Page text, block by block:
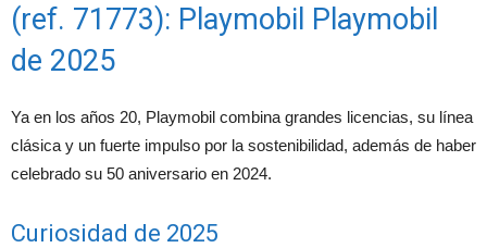
(ref. 71773): Playmobil Playmobil
de 2025
Ya en los años 20, Playmobil combina grandes licencias, su línea
clásica y un fuerte impulso por la sostenibilidad, además de haber
celebrado su 50 aniversario en 2024.
Curiosidad de 2025